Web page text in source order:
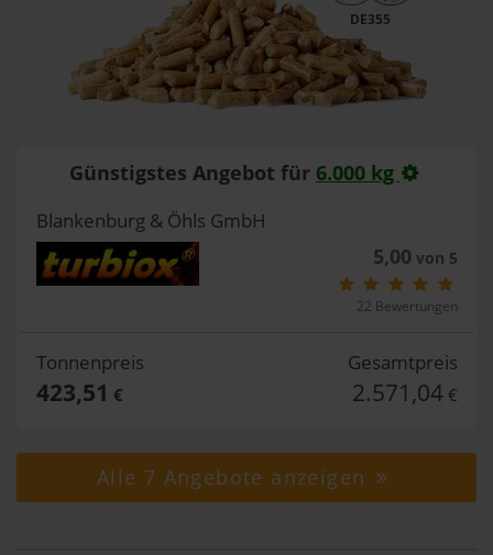
DE355
Günstigstes Angebot für 6.000 kg
Blankenburg & Öhls GmbH
5,00 von 5
22 Bewertungen
Tonnenpreis
423,51 €
Gesamtpreis
2.571,04 €
Alle 7 Angebote anzeigen